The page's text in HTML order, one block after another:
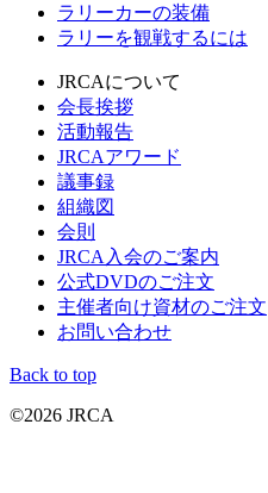
ラリーカーの装備
ラリーを観戦するには
JRCAについて
会長挨拶
活動報告
JRCAアワード
議事録
組織図
会則
JRCA入会のご案内
公式DVDのご注文
主催者向け資材のご注文
お問い合わせ
Back to top
©2026 JRCA